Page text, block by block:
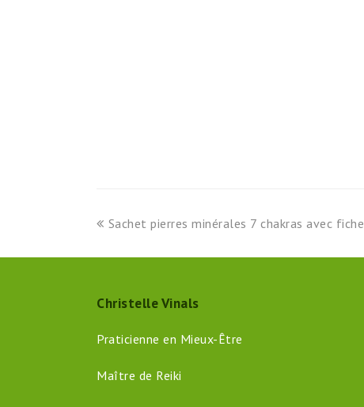
previous
Sachet pierres minérales 7 chakras avec fiche
Christelle Vinals
Praticienne en Mieux-Être
Maître de Reiki